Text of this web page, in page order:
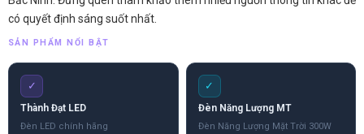
có quyết định sáng suốt nhất.
SẢN PHẨM NỔI BẬT
✓
Thành Đạt LED
Đèn LED chính hãng
✓
Đèn Năng Lượng MT
Đèn Năng Lượng Mặt Trời 300W